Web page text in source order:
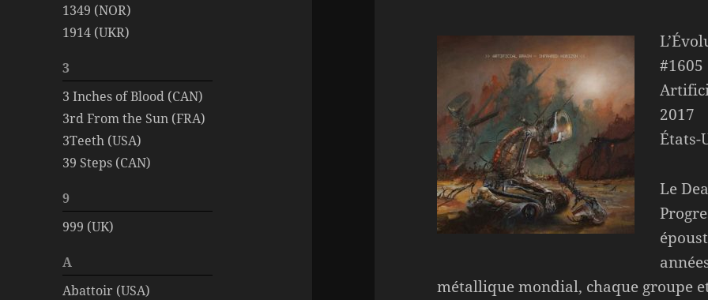
1349 (NOR)
1914 (UKR)
3
3 Inches of Blood (CAN)
3rd From the Sun (FRA)
3Teeth (USA)
39 Steps (CAN)
9
999 (UK)
A
Abattoir (USA)
#1605
2017
États-
Le
métallique mondial, chaque groupe